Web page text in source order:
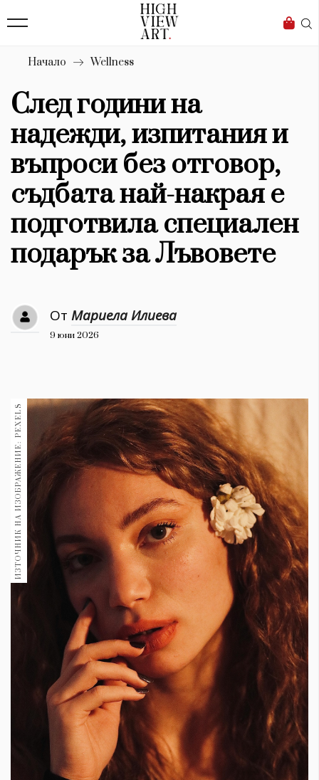
Бизнес
Мода
Dialogue
Изкуство
4339
Красота
777
Дизайн
1272
Книги
30+
Пътувай
Здраве 389
Gentlemen
Wellness
1816
ПОСЛЕДВАЙТЕ
Начало Wellness
След години на
надежди, изпитания и
въпроси без отговор,
съдбата най-накрая е
подготвила специален
подарък за Лъвовете
От Мариела Илиева
9 юни 2026
ИЗТОЧНИК НА ИЗОБРАЖЕНИЕ: PEXELS